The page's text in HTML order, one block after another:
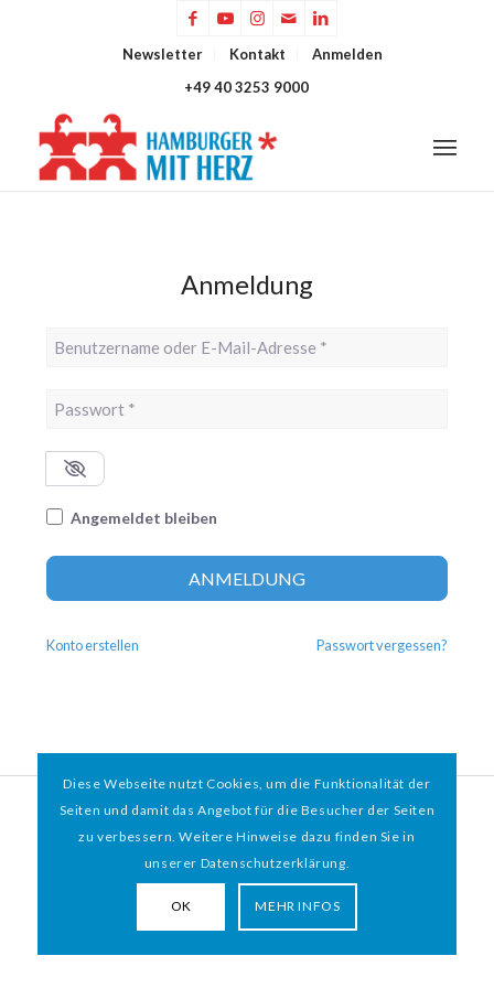
Newsletter Kontakt
Anmelden
+49 40 3253 9000
Anmeldung
Benutzername oder E-Mail-Adresse
Passwort *
Angemeldet bleiben
ANMELDUNG
Konto erstellen Passwort vergessen?
© 2026 HAMBURGER*MIT HERZ e.V. | WEBDESIGN BY WEBIGAMI
Diese Webseite nutzt Cookies, um die Funktionalität der
Seiten und damit das Angebot für die Besucher der Seiten
zu verbessern. Weitere Hinweise dazu finden Sie in
unserer Datenschutzerklärung.
OK MEHR INFOS